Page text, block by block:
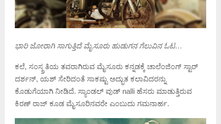
ಭಾರಿ ಜೋರಾಗಿ ಸಾಗುತ್ತಿದೆ ಮೈಸೂರು ಹುಡುಗನ ಗೆಲುವಿನ ಓಟ…
ಕಲೆ, ಸಂಸ್ಕ್ರತಿಯ ತವರಾಗಿರುವ ಮೈಸೂರು ಕನ್ನಡಕ್ಕೆ ಚಾಲೆಂಜಿಂಗ್ ಸ್ಟಾರ್
ದರ್ಶನ್, ಯಶ್ ಸೇರಿದಂತೆ ಸಾಕಷ್ಟು ಅದ್ಭುತ ಕಲಾವಿದರನ್ನು
ಕೊಡುಗೆಯಾಗಿ ನೀಡಿದೆ. ಸ್ಯಾಂಡಲ್ ವುಡ್ nalli ಹೆಸರು ಮಾಡುತ್ತಿರುವ
ಕಿರಣ್ ರಾಜ್ ಕೂಡ ಮೈಸೂರಿನವರೇ ಎಂಬುದು ಗಮನಾರ್ಹ.